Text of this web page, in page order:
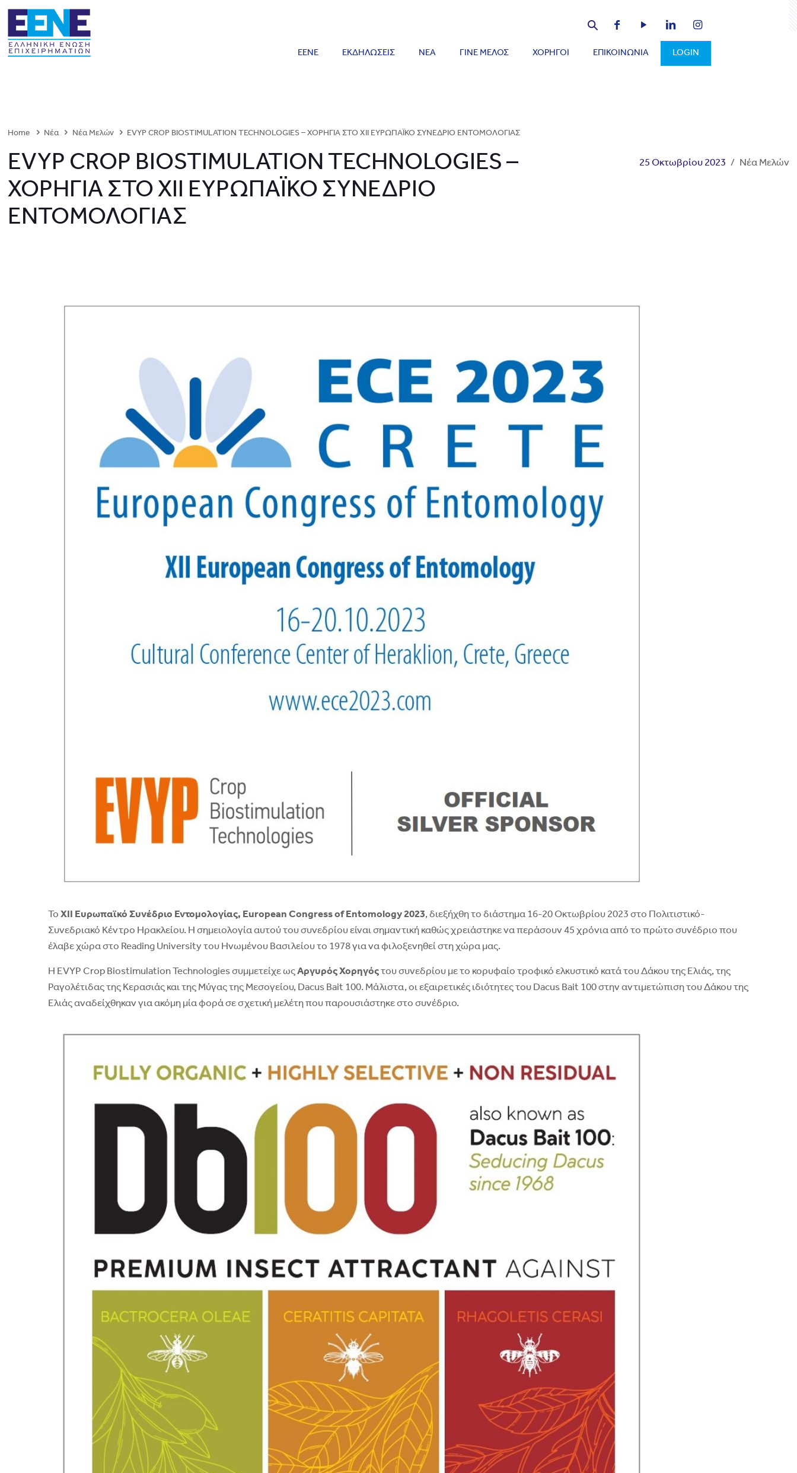
ΕΕΝΕ ΕΚΔΗΛΩΣΕΙΣ ΝΕΑ ΓΙΝΕ ΜΕΛΟΣ ΧΟΡΗΓΟΙ ΕΠΙΚΟΙΝΩΝΙΑ LOGIN
Home Νέα Νέα Μελών EVYP CROP BIOSTIMULATION TECHNOLOGIES – ΧΟΡΗΓΙΑ ΣΤΟ ΧΙΙ ΕΥΡΩΠΑΪΚΟ ΣΥΝΕΔΡΙΟ ΕΝΤΟΜΟΛΟΓΙΑΣ
EVYP CROP BIOSTIMULATION TECHNOLOGIES –
ΧΟΡΗΓΙΑ ΣΤΟ ΧΙΙ ΕΥΡΩΠΑΪΚΟ ΣΥΝΕΔΡΙΟ
ΕΝΤΟΜΟΛΟΓΙΑΣ
25 Οκτωβρίου 2023 / Νέα Μελών
Το ΧΙΙ Ευρωπαϊκό Συνέδριο Εντομολογίας, European Congressof Entomology2023, διεξήχθη το διάστημα 16-20 Οκτωβρίου 2023 στο Πολιτιστικό-
Συνεδριακό Κέντρο Ηρακλείου. Η σημειολογία αυτού του συνεδρίου είναι σημαντική καθώς χρειάστηκε να περάσουν 45 χρόνια από το πρώτο συνέδριο που
έλαβε χώρα στο Reading University του Ηνωμένου Βασιλείου το 1978 για να φιλοξενηθεί στη χώρα μας.
Η EVYP Crop Biostimulation Technologies συμμετείχε ωςΑργυρός Χορηγόςτου συνεδρίου με το κορυφαίο τροφικό ελκυστικό κατά του Δάκου της Ελιάς, της
Ραγολέτιδας της Κερασιάς και της Μύγας της Μεσογείου, Dacus Bait 100. Μάλιστα, οι εξαιρετικές ιδιότητες του Dacus Bait 100 στην αντιμετώπιση του Δάκου της
Ελιάς αναδείχθηκαν για ακόμη μία φορά σε σχετική μελέτη που παρουσιάστηκε στο συνέδριο.